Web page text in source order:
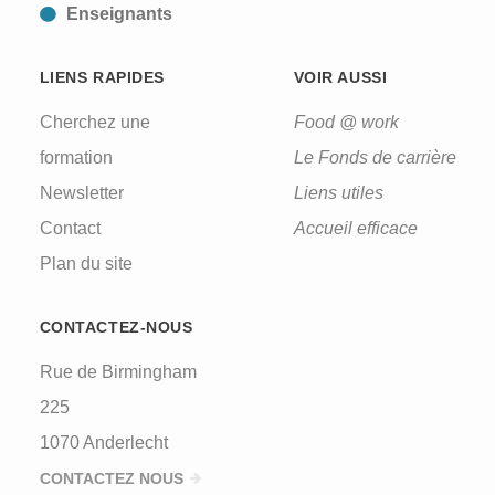
Enseignants
LIENS RAPIDES
Cherchez une
formation
Newsletter
Contact
Plan du site
VOIR AUSSI
Food @ work
Le Fonds de carrière
Liens utiles
Accueil efficace
CONTACTEZ-NOUS
Rue de Birmingham
225
1070 Anderlecht
CONTACTEZ NOUS